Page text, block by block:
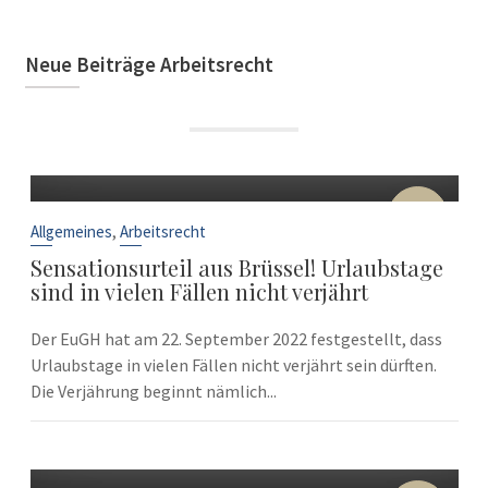
Neue Beiträge Arbeitsrecht
22
Allgemeines, Arbeitsrecht
Sensationsurteil aus Brüssel! Urlaubstage
sind in vielen Fällen nicht verjährt
Der EuGH hat am 22. September 2022 festgestellt, dass
Urlaubstage in vielen Fällen nicht verjährt sein dürften.
Die Verjährung beginnt nämlich...